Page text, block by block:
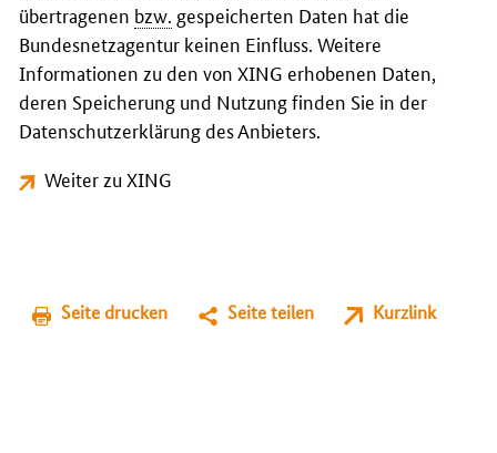
übertragenen bzw. gespeicherten Daten hat die
Bundesnetzagentur keinen Einfluss. Weitere
Informationen zu den von XING erhobenen Daten,
deren Speicherung und Nutzung finden Sie in der
Datenschutzerklärung des Anbieters.
Weiter zu XING
Seite drucken Seite teilen Kurzlink